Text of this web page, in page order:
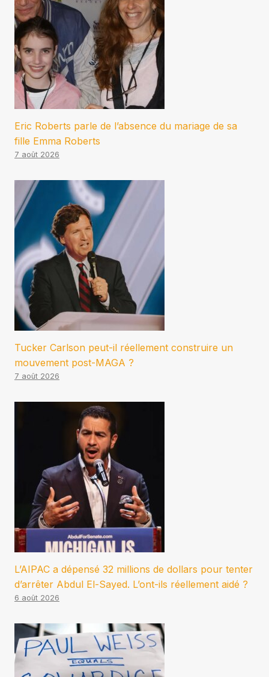
Eric Roberts parle de l’absence du mariage de sa
fille Emma Roberts
7 août 2026
Tucker Carlson peut-il réellement construire un
mouvement post-MAGA ?
7 août 2026
L’AIPAC a dépensé 32 millions de dollars pour tenter
d’arrêter Abdul El-Sayed. L’ont-ils réellement aidé ?
6 août 2026